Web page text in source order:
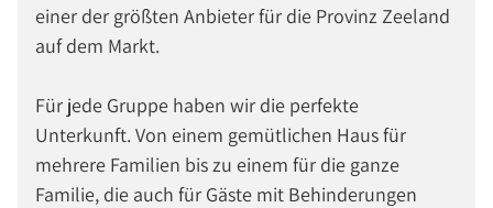
einer der größten Anbieter für die Provinz Zeeland
auf dem Markt.
Für jede Gruppe haben wir die perfekte
Unterkunft. Von einem gemütlichen Haus für
mehrere Familien bis zu einem für die ganze
Familie, die auch für Gäste mit Behinderungen